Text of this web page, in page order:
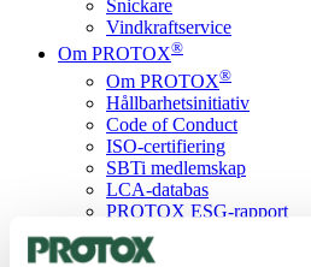
Snickare
Vindkraftservice
Om PROTOX®
Om PROTOX®
Hållbarhetsinitiativ
Code of Conduct
ISO-certifiering
SBTi medlemskap
LCA-databas
PROTOX ESG-rapport
Kurser
Kontakta